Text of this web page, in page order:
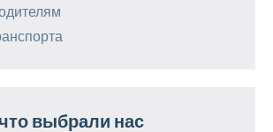
выбрали нас